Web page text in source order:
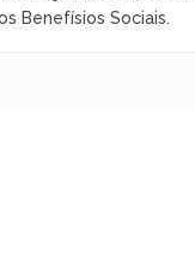
Benefísios Sociais.